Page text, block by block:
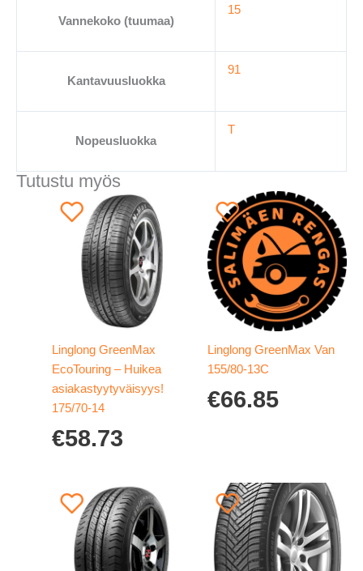
Vannekoko (tuumaa)
15
Kantavuusluokka
91
Nopeusluokka
T
Tutustu myös
Linglong GreenMax
EcoTouring – Huikea
asiakastyytyväisyys!
175/70-14
€58.73
Linglong GreenMax Van
155/80-13C
€66.85